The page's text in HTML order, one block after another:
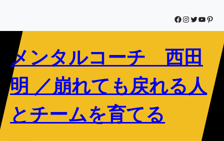
を
Facebook
Instagram
Twitter
YouTube
メンタルコーチ 西田
明 ／崩れても戻れる人
とチームを育てる